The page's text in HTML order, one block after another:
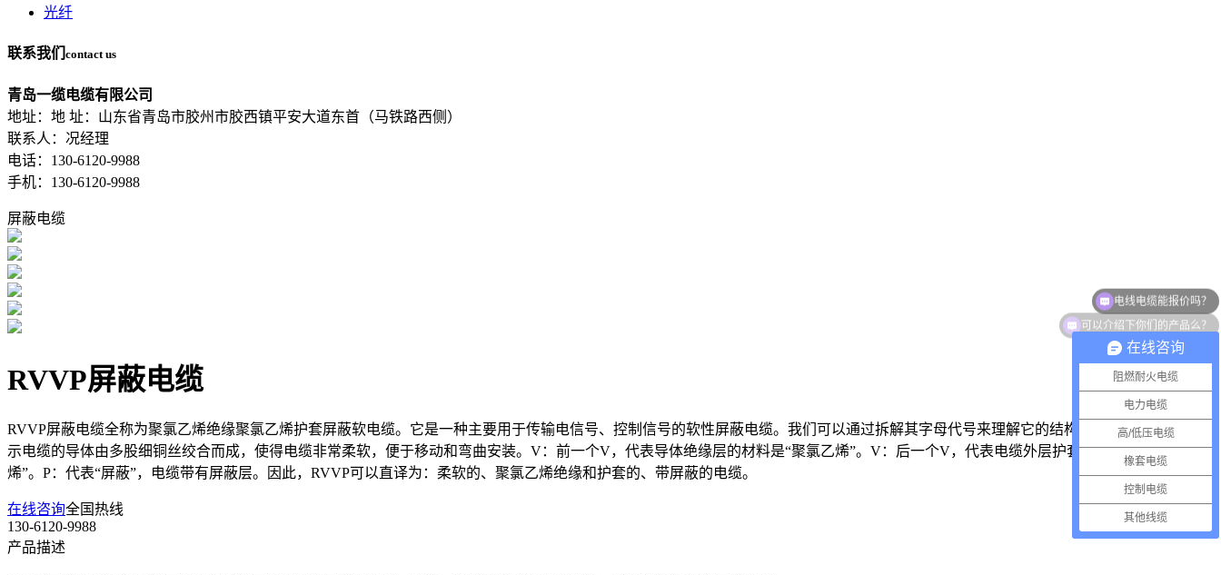
光纤
联系我们 contact us
青岛一缆电缆有限公司
地址：地 址：山东省青岛市胶州市胶西镇平安大道东首（马铁路西侧）
联系人：况经理
电话：130-6120-9988
手机：130-6120-9988
屏蔽电缆
RVVP屏蔽电缆
​RVVP屏蔽电缆全称为聚氯乙烯绝缘聚氯乙烯护套屏蔽软电缆。它是一种主要用于传输电信号、控制信号的软性屏蔽电缆。我们可以通过拆解其字母代号来理解它的结构：R：代表“软”，表
示电缆的导体由多股细铜丝绞合而成，使得电缆非常柔软，便于移动和弯曲安装。V：前一个V，代表导体绝缘层的材料是“聚氯乙烯”。V：后一个V，代表电缆外层护套的材料也是“聚氯乙
烯”。P：代表“屏蔽”，电缆带有屏蔽层。因此，RVVP可以直译为：柔软的、聚氯乙烯绝缘和护套的、带屏蔽的电缆。
在线咨询全国热线
130-6120-9988
产品描述
在线咨询
阻燃耐火电缆
电力电缆
高/低压电缆
橡套电缆
控制电缆
其他线缆
可以介绍下你们的产品么？